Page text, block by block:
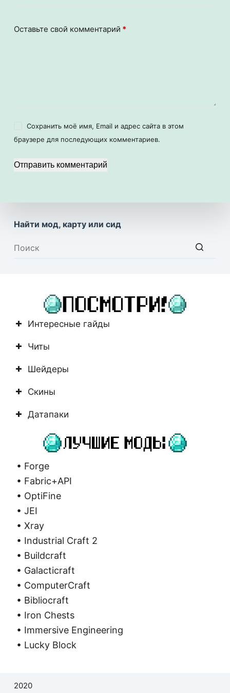
Оставьте свой комментарий *
Сохранить моё имя, Email и адрес сайта в этом
браузере для последующих комментариев.
Отправить комментарий
Найти мод, карту или сид
Интересные гайды
Читы
Шейдеры
Скины
Датапаки
• Forge
• Fabric+API
• OptiFine
• JEI
• Xray
• Industrial Craft 2
• Buildcraft
• Galacticraft
• ComputerCraft
• Bibliocraft
• Iron Chests
• Immersive Engineering
• Lucky Block
2020